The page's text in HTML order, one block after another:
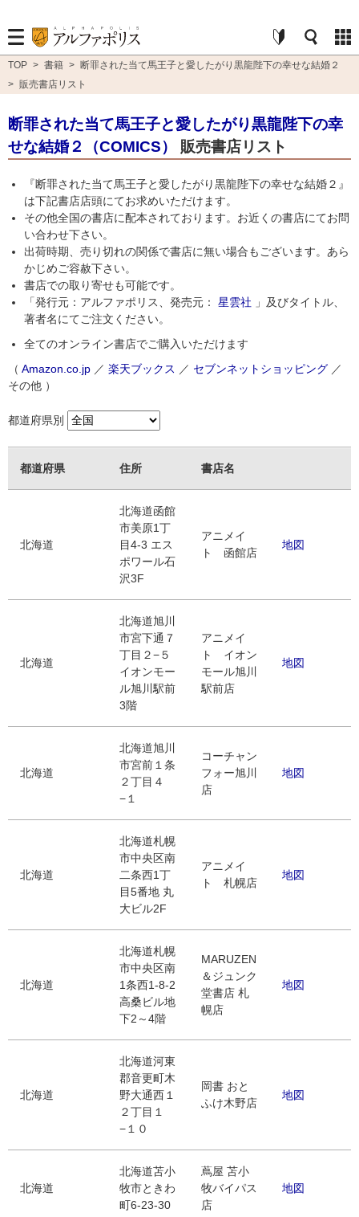
TOP > 書籍 > 断罪された当て馬王子と愛したがり黒龍陛下の幸せな結婚２
> 販売書店リスト
断罪された当て馬王子と愛したがり黒龍陛下の幸
せな結婚２（COMICS）
販売書店リスト
『断罪された当て馬王子と愛したがり黒龍陛下の幸せな結婚２』
は下記書店店頭にてお求めいただけます。
その他全国の書店に配本されております。お近くの書店にてお問
い合わせ下さい。
出荷時期、売り切れの関係で書店に無い場合もございます。あら
かじめご容赦下さい。
書店での取り寄せも可能です。
「発行元：アルファポリス、発売元： 星雲社 」及びタイトル、
著者名にてご注文ください。
全てのオンライン書店でご購入いただけます
（ Amazon.co.jp ／ 楽天ブックス ／ セブンネットショッピング ／
その他 ）
都道府県別
都道府県 住所 書店名
北海道
北海道函館
市美原1丁
目4-3 エス
ポワール石
沢3F
アニメイ
ト 函館店
地図
北海道
北海道旭川
市宮下通７
丁目２−５
イオンモー
ル旭川駅前
3階
アニメイ
ト イオン
モール旭川
駅前店
地図
北海道
北海道旭川
市宮前１条
２丁目４
−１
コーチャン
フォー旭川
店
地図
北海道
北海道札幌
市中央区南
二条西1丁
目5番地 丸
大ビル2F
アニメイ
ト 札幌店
地図
北海道
北海道札幌
市中央区南
1条西1-8-2
高桑ビル地
下2～4階
MARUZEN
＆ジュンク
堂書店 札
幌店
地図
北海道
北海道河東
郡音更町木
野大通西１
２丁目１
−１０
岡書 おと
ふけ木野店
地図
北海道
北海道苫小
牧市ときわ
町6-23-30
蔦屋 苫小
牧バイパス
店
地図